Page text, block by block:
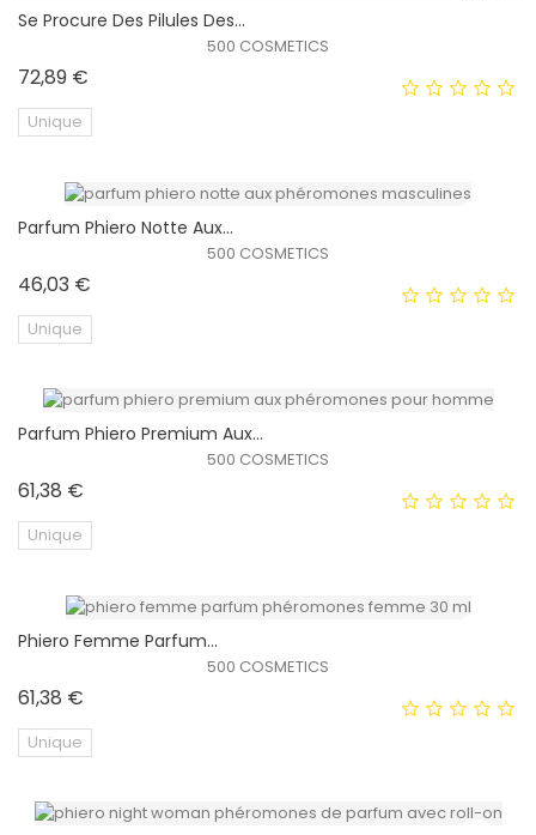
EXCLUSIVITÉ WEB !
Se Procure Des Pilules Des...
500 COSMETICS
72,89 €
Unique
EXCLUSIVITÉ WEB !
Parfum Phiero Notte Aux...
500 COSMETICS
46,03 €
Unique
EXCLUSIVITÉ WEB !
Parfum Phiero Premium Aux...
500 COSMETICS
61,38 €
Unique
Phiero Femme Parfum...
500 COSMETICS
61,38 €
Unique